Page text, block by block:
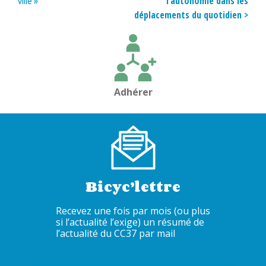
de
déplacements du quotidien >
Adhérer
Bicyc’lettre
Recevez une fois par mois (ou plus
si l’actualité l’exige) un résumé de
l’actualité du CC37 par mail